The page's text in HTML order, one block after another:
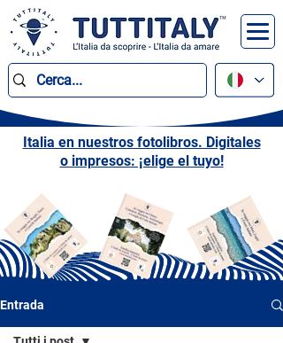
Italia en nuestros fotolibros. Digitales
o impresos: ¡elige el tuyo!
Entrada